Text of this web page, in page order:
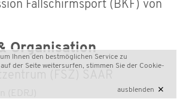
Fallschirmsport (BKF) von
Organisation
(FSZ) SAAR
Ihnen den bestmöglichen Service zu
der Seite weitersurfen, stimmen Sie der Cookie-
×
ausblenden